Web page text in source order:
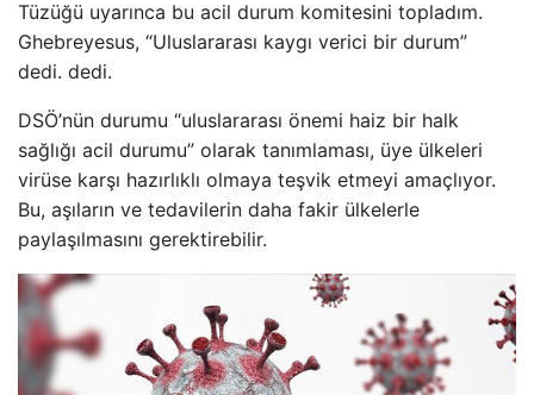
Tüzüğü uyarınca bu acil durum komitesini topladım.
Ghebreyesus, “Uluslararası kaygı verici bir durum”
dedi. dedi.
DSÖ’nün durumu “uluslararası önemi haiz bir halk
sağlığı acil durumu” olarak tanımlaması, üye ülkeleri
virüse karşı hazırlıklı olmaya teşvik etmeyi amaçlıyor.
Bu, aşıların ve tedavilerin daha fakir ülkelerle
paylaşılmasını gerektirebilir.